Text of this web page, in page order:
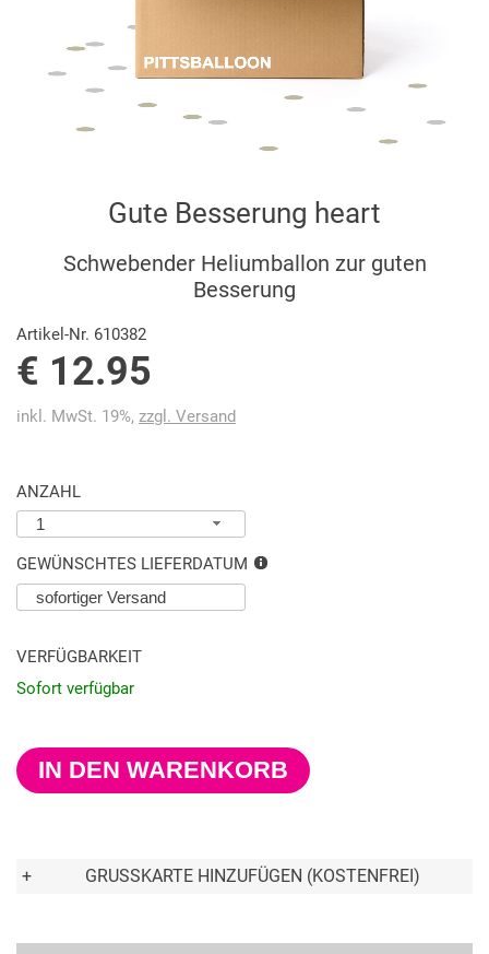
Gute Besserung heart
Schwebender Heliumballon zur guten
Besserung
Artikel-Nr. 610382
€ 12.95
inkl. MwSt. 19%, zzgl. Versand
ANZAHL
1
GEWÜNSCHTES LIEFERDATUM
VERFÜGBARKEIT
Sofort verfügbar
IN DEN WARENKORB
+ GRUSSKARTE HINZUFÜGEN (KOSTENFREI)